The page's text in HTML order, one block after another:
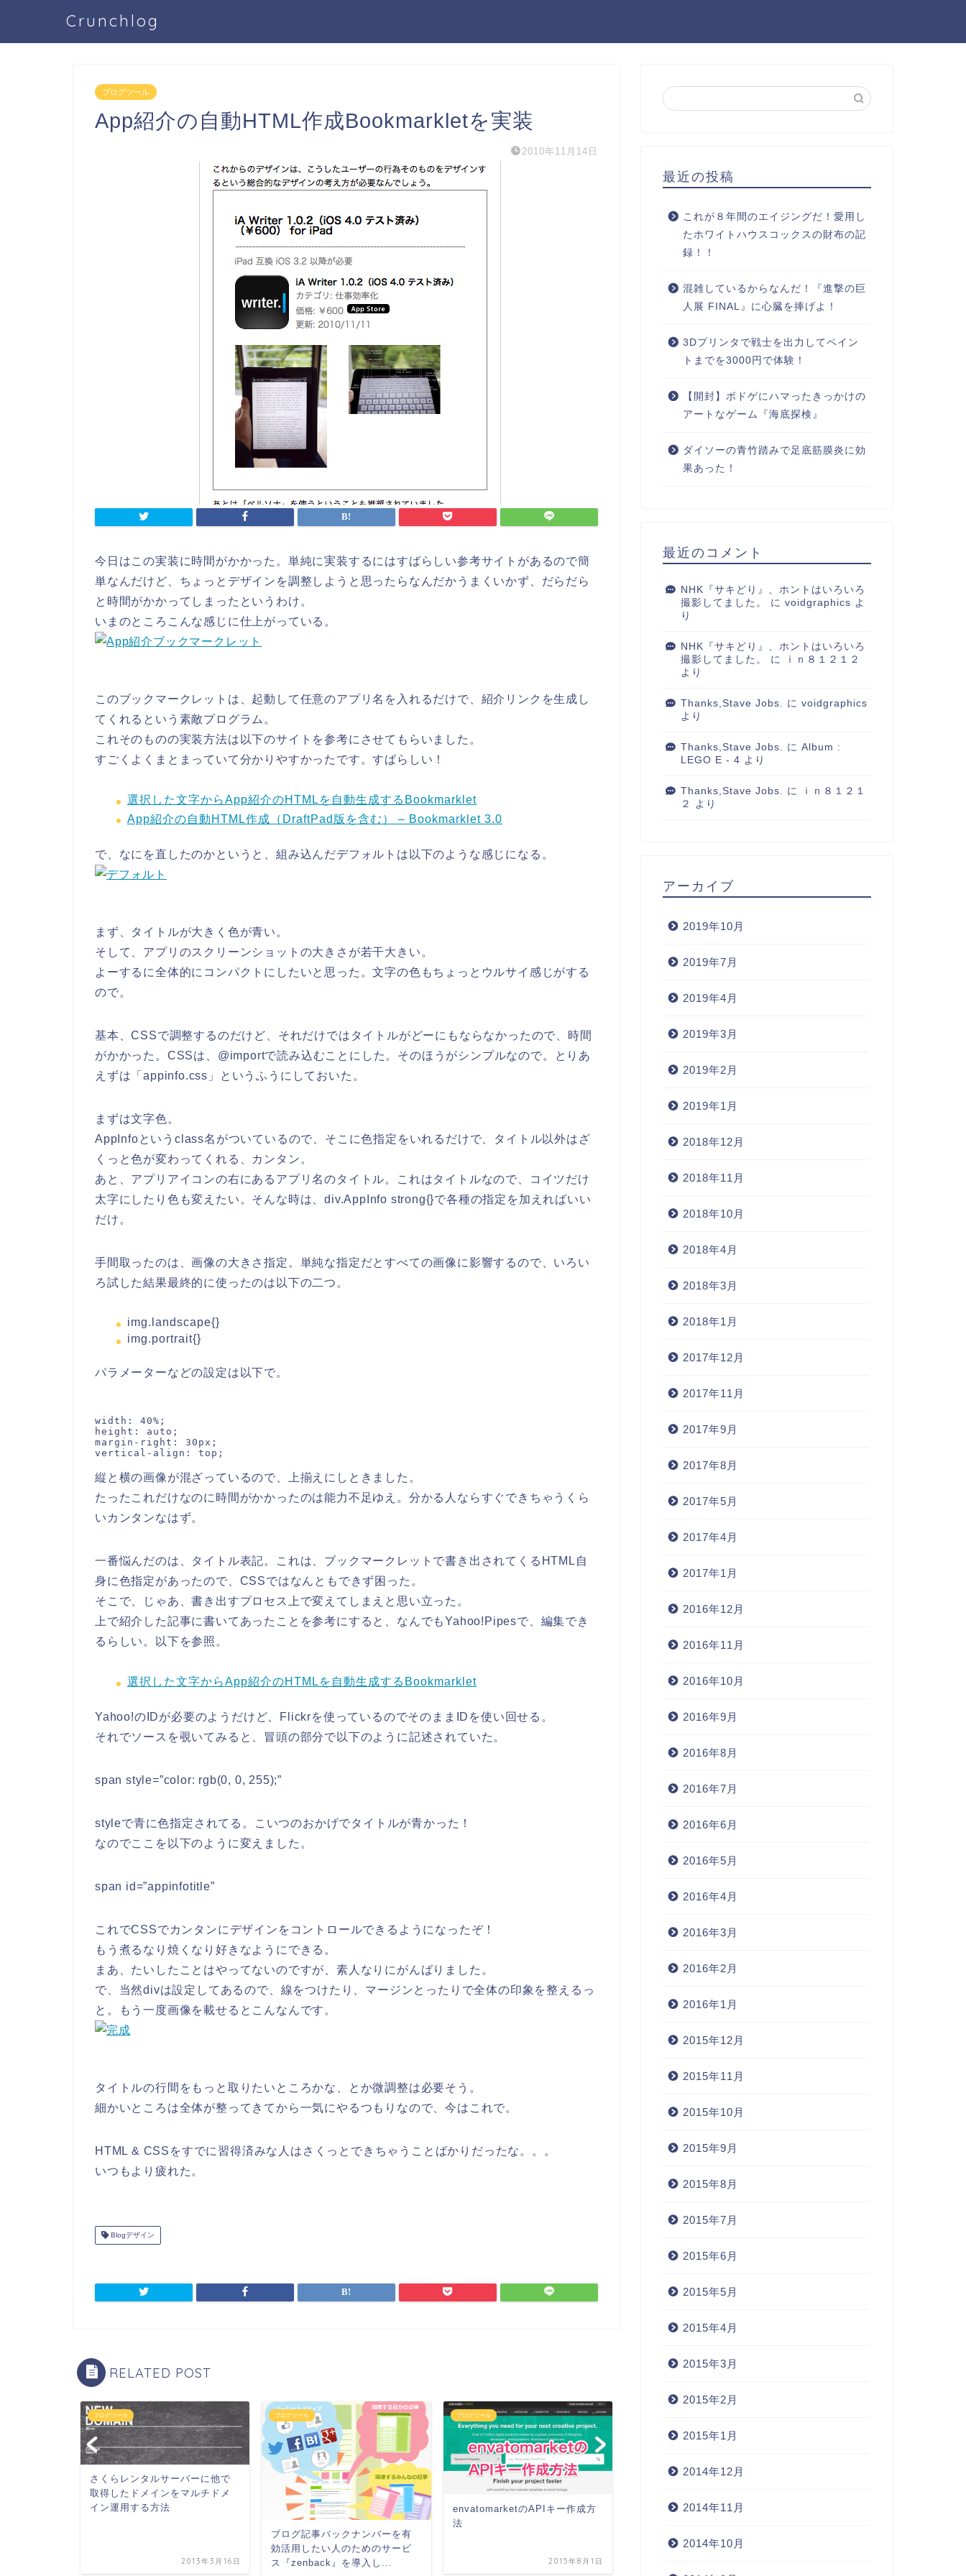
Crunchlog
ブログツール
App紹介の自動HTML作成Bookmarkletを実装
2010年11月14日
今日はこの実装に時間がかかった。単純に実装するにはすばらしい参考サイトがあるので簡
単なんだけど、ちょっとデザインを調整しようと思ったらなんだかうまくいかず、だらだら
と時間がかかってしまったというわけ。
いまのところこんな感じに仕上がっている。
このブックマークレットは、起動して任意のアプリ名を入れるだけで、紹介リンクを生成し
てくれるという素敵プログラム。
これそのものの実装方法は以下のサイトを参考にさせてもらいました。
すごくよくまとまっていて分かりやすかったです。すばらしい！
選択した文字からApp紹介のHTMLを自動生成するBookmarklet
App紹介の自動HTML作成（DraftPad版を含む） – Bookmarklet 3.0
で、なにを直したのかというと、組み込んだデフォルトは以下のような感じになる。
まず、タイトルが大きく色が青い。
そして、アプリのスクリーンショットの大きさが若干大きい。
よーするに全体的にコンパクトにしたいと思った。文字の色もちょっとウルサイ感じがする
ので。
基本、CSSで調整するのだけど、それだけではタイトルがどーにもならなかったので、時間
がかかった。CSSは、@importで読み込むことにした。そのほうがシンプルなので。とりあ
えずは「appinfo.css」というふうにしておいた。
まずは文字色。
AppInfoというclass名がついているので、そこに色指定をいれるだけで、タイトル以外はざ
くっと色が変わってくれる、カンタン。
あと、アプリアイコンの右にあるアプリ名のタイトル。これはタイトルなので、コイツだけ
太字にしたり色も変えたい。そんな時は、div.AppInfo strong{}で各種の指定を加えればいい
だけ。
手間取ったのは、画像の大きさ指定。単純な指定だとすべての画像に影響するので、いろい
ろ試した結果最終的に使ったのは以下の二つ。
img.landscape{}
img.portrait{}
パラメーターなどの設定は以下で。
width: 40%;
height: auto;
margin-right: 30px;
縦と横の画像が混ざっているので、上揃えにしときました。
たったこれだけなのに時間がかかったのは能力不足ゆえ。分かる人ならすぐできちゃうくら
いカンタンなはず。
一番悩んだのは、タイトル表記。これは、ブックマークレットで書き出されてくるHTML自
身に色指定があったので、CSSではなんともできず困った。
そこで、じゃあ、書き出すプロセス上で変えてしまえと思い立った。
上で紹介した記事に書いてあったことを参考にすると、なんでもYahoo!Pipesで、編集でき
るらしい。以下を参照。
選択した文字からApp紹介のHTMLを自動生成するBookmarklet
Yahoo!のIDが必要のようだけど、Flickrを使っているのでそのままIDを使い回せる。
それでソースを覗いてみると、冒頭の部分で以下のように記述されていた。
span style=”color: rgb(0, 0, 255);”
styleで青に色指定されてる。こいつのおかげでタイトルが青かった！
なのでここを以下のように変えました。
span id=”appinfotitle”
これでCSSでカンタンにデザインをコントロールできるようになったぞ！
もう煮るなり焼くなり好きなようにできる。
まあ、たいしたことはやってないのですが、素人なりにがんばりました。
で、当然divは設定してあるので、線をつけたり、マージンとったりで全体の印象を整えるっ
と。もう一度画像を載せるとこんなんです。
タイトルの行間をもっと取りたいところかな、とか微調整は必要そう。
細かいところは全体が整ってきてから一気にやるつもりなので、今はこれで。
HTML & CSSをすでに習得済みな人はさくっとできちゃうことばかりだったな。。。
いつもより疲れた。
Blogデザイン
RELATED POST
ブログツール
さくらレンタルサーバーに他で
取得したドメインをマルチドメ
イン運用する方法
2013年3月16日
ブログツール
ブログ記事バックナンバーを有
効活用したい人のためのサービ
ス『zenback』を導入し...
ブログツール
envatomarketのAPIキー作成方
法
2015年8月1日
さくらレンタルサーバーに他で
イン運用する方法
最近の投稿
これが８年間のエイジングだ！愛用し
たホワイトハウスコックスの財布の記
録！！
混雑しているからなんだ！『進撃の巨
人展 FINAL』に心臓を捧げよ！
3Dプリンタで戦士を出力してペイン
トまでを3000円で体験！
【開封】ボドゲにハマったきっかけの
アートなゲーム『海底探検』
ダイソーの青竹踏みで足底筋膜炎に効
果あった！
最近のコメント
NHK『サキどり』、ホントはいろいろ
撮影してました。
に voidgraphics よ
り
NHK『サキどり』、ホントはいろいろ
撮影してました。
に
ｉｎ８１２１２
より
Thanks,Stave Jobs. に voidgraphics
より
Thanks,Stave Jobs. に Album :
LEGO E - 4 より
Thanks,Stave Jobs. に
ｉｎ８１２１
２
より
アーカイブ
2019年10月
2019年7月
2019年4月
2019年3月
2019年2月
2019年1月
2018年12月
2018年11月
2018年10月
2018年4月
2018年3月
2018年1月
2017年12月
2017年11月
2017年9月
2017年8月
2017年5月
2017年4月
2017年1月
2016年12月
2016年11月
2016年10月
2016年9月
2016年8月
2016年7月
2016年6月
2016年5月
2016年4月
2016年3月
2016年2月
2016年1月
2015年12月
2015年11月
2015年10月
2015年9月
2015年8月
2015年7月
2015年6月
2015年5月
2015年4月
2015年3月
2015年2月
2015年1月
2014年12月
2014年11月
2014年10月